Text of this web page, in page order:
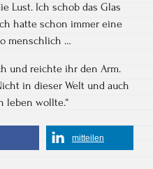
Lust. Ich schob das Glas
hatte schon immer eine
menschlich …
und reichte ihr den Arm.
in dieser Welt und auch
leben wollte.“
mitteilen